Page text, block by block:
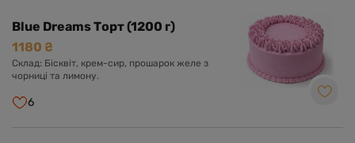
Blue Dreams Торт (1200 г)
1180 ₴
Склад: Бісквіт, крем-сир, прошарок желе з
чорниці та лимону.
6